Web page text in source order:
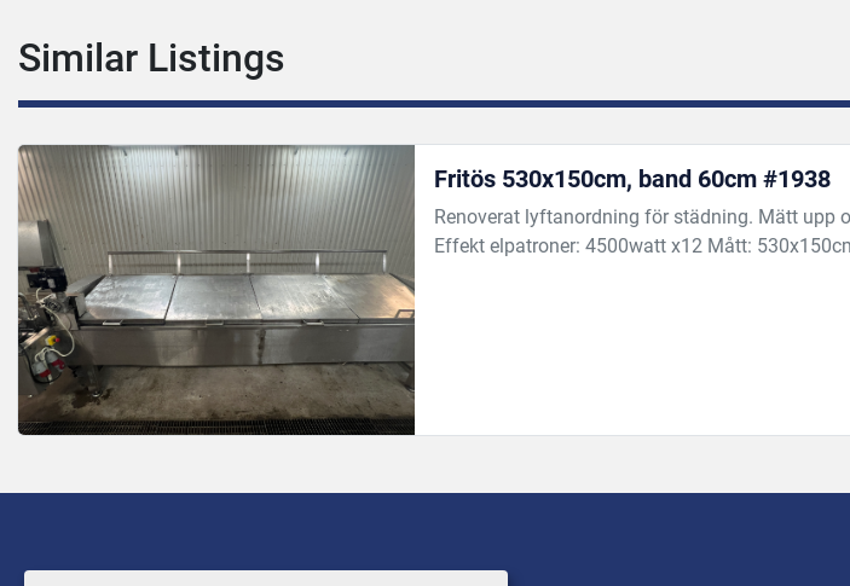
Similar Listings
Fritös 530x150cm, band 60cm #1938
Renoverat lyftanordning för städning. Mätt upp
Effekt elpatroner: 4500watt x12 Mått: